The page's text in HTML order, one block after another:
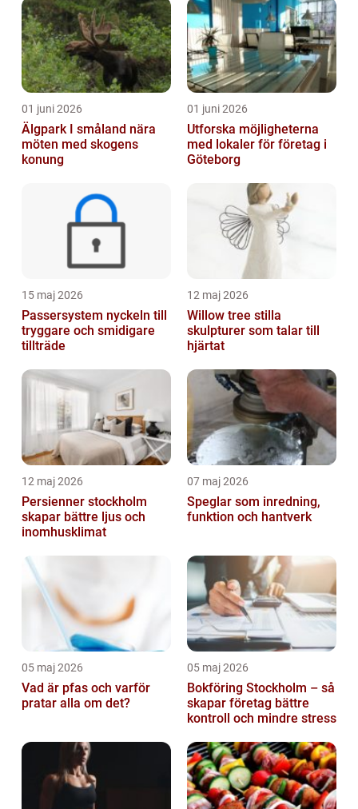
01 juni 2026
Älgpark I småland nära
möten med skogens
konung
01 juni 2026
Utforska möjligheterna
med lokaler för företag i
Göteborg
15 maj 2026
Passersystem nyckeln till
tryggare och smidigare
tillträde
12 maj 2026
Willow tree stilla
skulpturer som talar till
hjärtat
12 maj 2026
Persienner stockholm
skapar bättre ljus och
inomhusklimat
07 maj 2026
Speglar som inredning,
funktion och hantverk
05 maj 2026
Vad är pfas och varför
pratar alla om det?
05 maj 2026
Bokföring Stockholm – så
skapar företag bättre
kontroll och mindre stress